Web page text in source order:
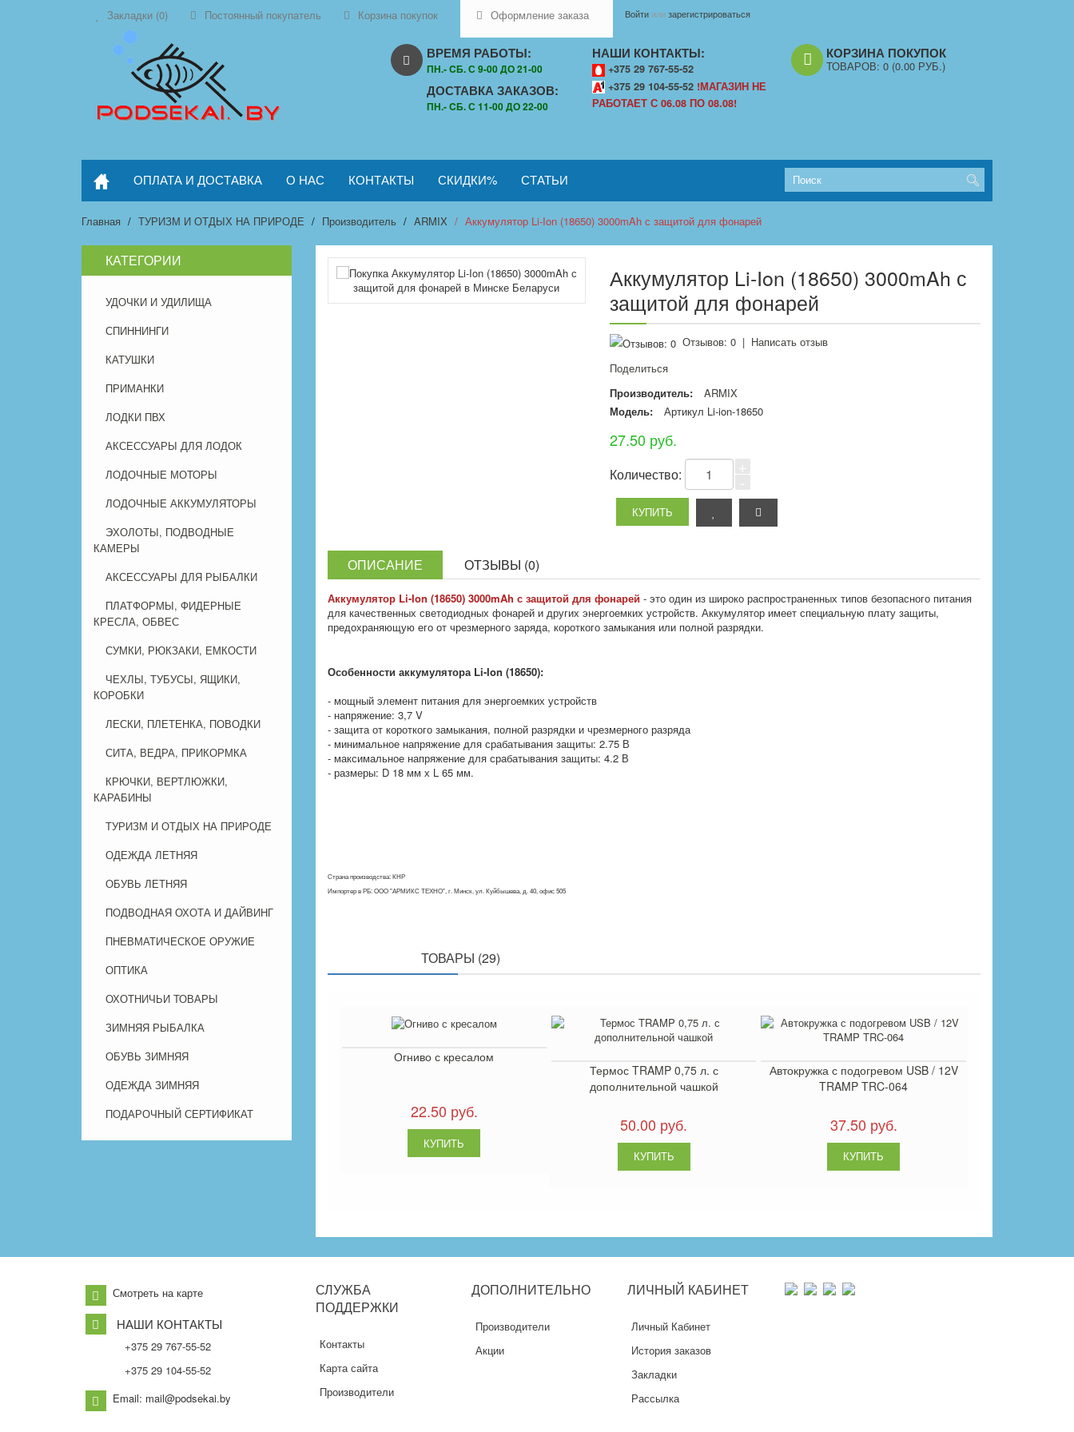
Закладки (0) Постоянный покупатель Корзина покупок Оформление заказа Войти илизарегистрироваться
ВРЕМЯ РАБОТЫ:
ПН.- CБ. С 9-00 ДО 21-00
ДОСТАВКА ЗАКАЗОВ:
ПН.- CБ. С 11-00 ДО 22-00
НАШИ КОНТАКТЫ:
+375 29 767-55-52
+375 29 104-55-52 !МАГАЗИН НЕ
РАБОТАЕТ С 06.08 ПО 08.08!
КОРЗИНА ПОКУПОК
ТОВАРОВ: 0 (0.00 РУБ.)
ОПЛАТА И ДОСТАВКА О НАС КОНТАКТЫ СКИДКИ% СТАТЬИ
Главная ТУРИЗМ И ОТДЫХ НА ПРИРОДЕ Производитель ARMIX Аккумулятор Li-Ion (18650) 3000mAh с защитой для фонарей
КАТЕГОРИИ
УДОЧКИ И УДИЛИЩА
СПИННИНГИ
КАТУШКИ
ПРИМАНКИ
ЛОДКИ ПВХ
АКСЕССУАРЫ ДЛЯ ЛОДОК
ЛОДОЧНЫЕ МОТОРЫ
ЛОДОЧНЫЕ АККУМУЛЯТОРЫ
ЭХОЛОТЫ, ПОДВОДНЫЕ
КАМЕРЫ
АКСЕССУАРЫ ДЛЯ РЫБАЛКИ
ПЛАТФОРМЫ, ФИДЕРНЫЕ
КРЕСЛА, ОБВЕС
СУМКИ, РЮКЗАКИ, ЕМКОСТИ
ЧЕХЛЫ, ТУБУСЫ, ЯЩИКИ,
КОРОБКИ
ЛЕСКИ, ПЛЕТЕНКА, ПОВОДКИ
СИТА, ВЕДРА, ПРИКОРМКА
КРЮЧКИ, ВЕРТЛЮЖКИ,
КАРАБИНЫ
ТУРИЗМ И ОТДЫХ НА ПРИРОДЕ
ОДЕЖДА ЛЕТНЯЯ
ОБУВЬ ЛЕТНЯЯ
ПОДВОДНАЯ ОХОТА И ДАЙВИНГ
ПНЕВМАТИЧЕСКОЕ ОРУЖИЕ
ОПТИКА
ОХОТНИЧЬИ ТОВАРЫ
ЗИМНЯЯ РЫБАЛКА
ОБУВЬ ЗИМНЯЯ
ОДЕЖДА ЗИМНЯЯ
ПОДАРОЧНЫЙ СЕРТИФИКАТ
Аккумулятор Li-Ion (18650) 3000mAh с
защитой для фонарей
Отзывов: 0| Написать отзыв
Поделиться
Производитель:
ARMIX
Модель:
Артикул Li-ion-18650
27.50 руб.
Количество:
ОПИСАНИЕ ОТЗЫВЫ (0)
Аккумулятор Li-Ion (18650) 3000mAh с защитой для фонарей - это один из широко распространенных типов безопасного питания
для качественных светодиодных фонарей и других энергоемких устройств. Аккумулятор имеет специальную плату защиты,
предохраняющую его от чрезмерного заряда, короткого замыкания или полной разрядки.
Особенности аккумулятора Li-Ion (18650):
- мощный элемент питания для энергоемких устройств
- напряжение: 3,7 V
- защита от короткого замыкания, полной разрядки и чрезмерного разряда
- минимальное напряжение для срабатывания защиты: 2.75 В
- максимальное напряжение для срабатывания защиты: 4.2 В
- размеры: D 18 мм х L 65 мм.
Страна производства: КНР
Импортер в РБ: ООО "АРМИКС ТЕХНО", г. Минск, ул. Куйбышева, д. 40, офис 505
ТОВАРЫ (29)
Огниво с кресалом
22.50 руб.
Термос TRAMP 0,75 л. с
дополнительной чашкой
50.00 руб.
Автокружка с подогревом USB / 12V
TRAMP TRC-064
37.50 руб.
Смотреть на карте
НАШИ КОНТАКТЫ
+375 29 767-55-52
+375 29 104-55-52
Email: mail@podsekai.by
СЛУЖБА
ПОДДЕРЖКИ
Контакты
Карта сайта
Производители
ДОПОЛНИТЕЛЬНО
Производители
Акции
ЛИЧНЫЙ КАБИНЕТ
Личный Кабинет
История заказов
Закладки
Рассылка